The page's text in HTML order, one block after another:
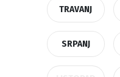
TRAVANJ
SRPANJ